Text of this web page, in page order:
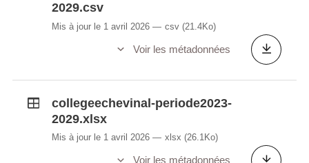
2029.csv
Mis à jour le 1 avril 2026 csv (21.4Ko)
Voir les métadonnées
collegeechevinal-periode2023-
2029.xlsx
Mis à jour le 1 avril 2026 xlsx (26.1Ko)
Voir les métadonnées